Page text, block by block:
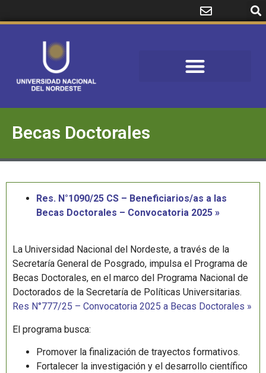
Becas Doctorales
Res. N°1090/25 CS – Beneficiarios/as a las
Becas Doctorales – Convocatoria 2025 »
La Universidad Nacional del Nordeste, a través de la
Secretaría General de Posgrado, impulsa el Programa de
Becas Doctorales, en el marco del Programa Nacional de
Doctorados de la Secretaría de Políticas Universitarias.
Res N°777/25 – Convocatoria 2025 a Becas Doctorales »
El programa busca:
Promover la finalización de trayectos formativos.
Fortalecer la investigación y el desarrollo científico